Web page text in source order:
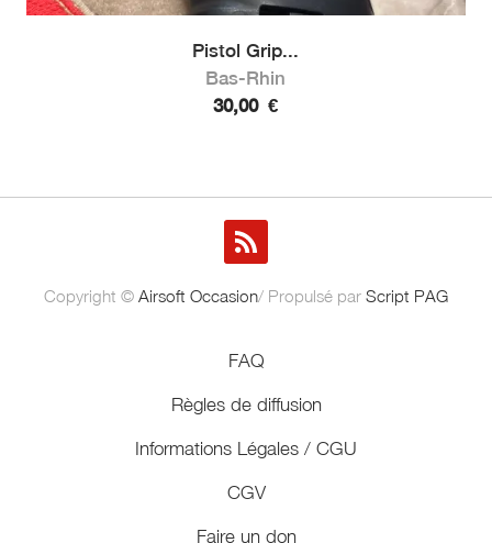
Pistol Grip...
Bas-Rhin
30,00 €
Copyright © Airsoft Occasion/ Propulsé par Script PAG
FAQ
Règles de diffusion
Informations Légales / CGU
CGV
Faire un don